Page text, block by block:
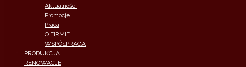
Aktualności
Promocje
Praca
O FIRMIE
WSPÓŁPRACA
PRODUKCJA
RENOWACJE